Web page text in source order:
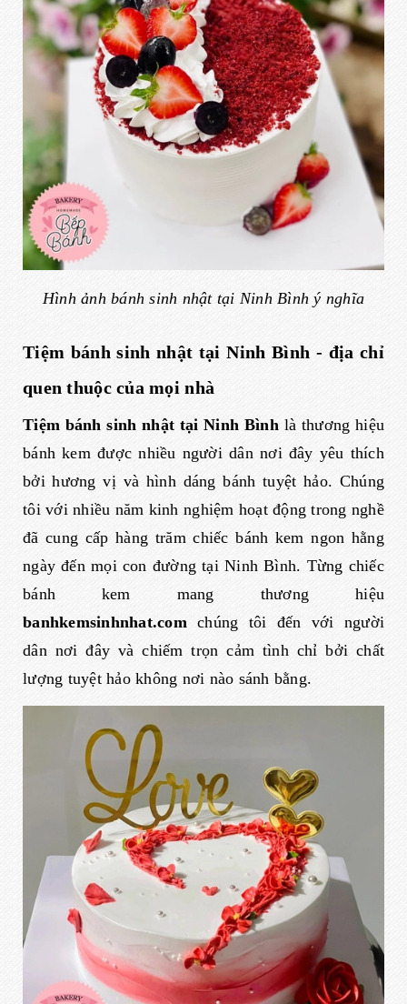
Hình ảnh bánh sinh nhật tại Ninh Bình ý nghĩa
Tiệm bánh sinh nhật tại Ninh Bình - địa chỉ
quen thuộc của mọi nhà
Tiệm bánh sinh nhật tại Ninh Bình là thương hiệu
bánh kem được nhiều người dân nơi đây yêu thích
bởi hương vị và hình dáng bánh tuyệt hảo. Chúng
tôi với nhiều năm kinh nghiệm hoạt động trong nghề
đã cung cấp hàng trăm chiếc bánh kem ngon hằng
ngày đến mọi con đường tại Ninh Bình. Từng chiếc
bánh kem mang thương hiệu
banhkemsinhnhat.comchúng tôi đến với người
dân nơi đây và chiếm trọn cảm tình chỉ bởi chất
lượng tuyệt hảo không nơi nào sánh bằng.